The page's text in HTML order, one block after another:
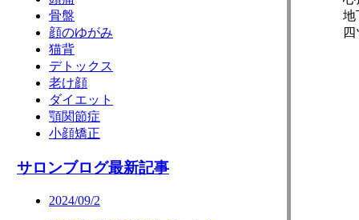
地
骨盤
顔のゆがみ
猫背
デトックス
老け顔
ダイエット
顎関節症
小顔矯正
サロンブログ最新記事
2024/09/2